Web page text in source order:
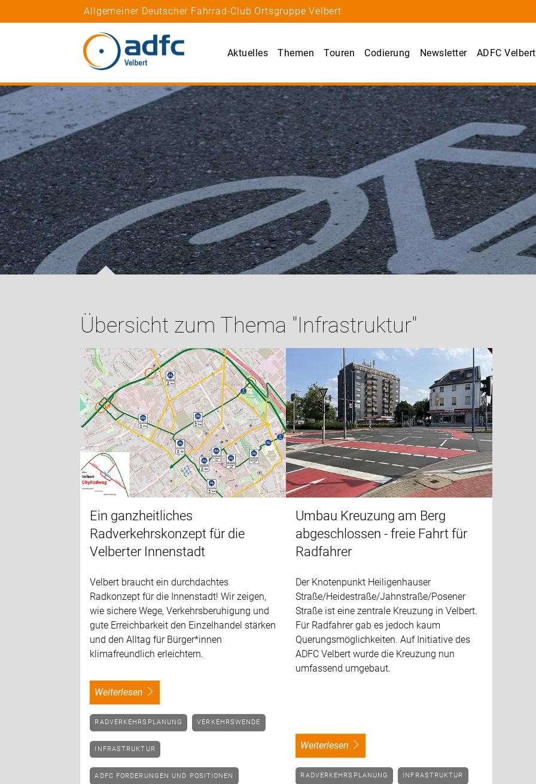
Allgemeiner Deutscher Fahrrad-Club Ortsgruppe Velbert
Aktuelles Themen Touren Codierung Newsletter ADFC Velbert
Übersicht zum Thema "Infrastruktur"
Ein ganzheitliches
Radverkehrskonzept für die
Velberter Innenstadt
Velbert braucht ein durchdachtes
Radkonzept für die Innenstadt! Wir zeigen,
wie sichere Wege, Verkehrsberuhigung und
gute Erreichbarkeit den Einzelhandel stärken
und den Alltag für Bürger*innen
klimafreundlich erleichtern.
weiterlesen
RADVERKEHRSPLANUNG VERKEHRSWENDE
INFRASTRUKTUR
ADFC FORDERUNGEN UND POSITIONEN
Umbau Kreuzung am Berg
abgeschlossen - freie Fahrt für
Radfahrer
Der Knotenpunkt Heiligenhauser
Straße/Heidestraße/Jahnstraße/Posener
Straße ist eine zentrale Kreuzung in Velbert.
Für Radfahrer gab es jedoch kaum
Querungsmöglichkeiten. Auf Initiative des
ADFC Velbert wurde die Kreuzung nun
umfassend umgebaut.
weiterlesen
RADVERKEHRSPLANUNG INFRASTRUKTUR